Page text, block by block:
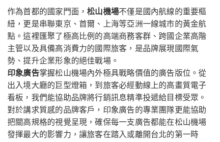
作為首都的國家門面，松山機場不僅是國內航線的重要樞
紐，更是串聯東京、首爾、上海等亞洲一線城市的黃金航
點。這裡匯聚了極高比例的高端商務客群、跨國企業高階
主管以及具備高消費力的國際旅客，是品牌展現國際氣
勢、提升企業形象的絕佳戰場。
印象廣告掌握松山機場內外極具戰略價值的廣告版位。從
出入境大廳的巨型燈箱，到旅客必經動線上的高畫質電子
看板，我們能協助品牌將行銷訊息精準投遞給目標受眾。
對於講求質感的品牌客戶，印象廣告的專業團隊更能協助
把關高規格的視覺呈現，確保每一支廣告都能在松山機場
發揮最大的影響力，讓旅客在踏入或離開台北的第一時